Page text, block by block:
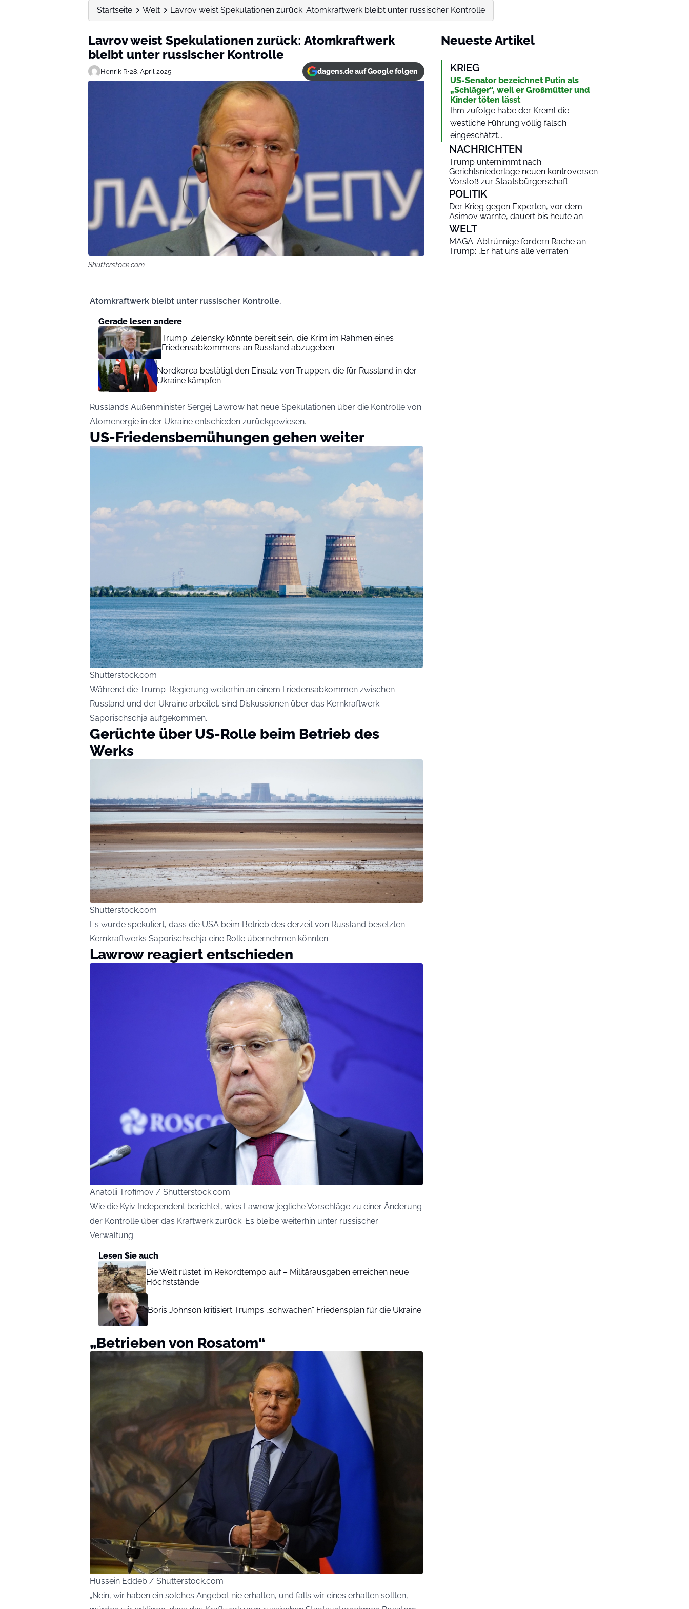
Startseite Welt Lavrov weist Spekulationen zurück: Atomkraftwerk bleibt unter russischer Kontrolle
Lavrov weist Spekulationen zurück: Atomkraftwerk
bleibt unter russischer Kontrolle
Henrik R•28. April 2025 dagens.de auf Google folgen
Shutterstock.com
Atomkraftwerk bleibt unter russischer Kontrolle.
Gerade lesen andere
Trump: Zelensky könnte bereit sein, die Krim im Rahmen eines
Friedensabkommens an Russland abzugeben
Nordkorea bestätigt den Einsatz von Truppen, die für Russland in der
Ukraine kämpfen
Russlands Außenminister Sergej Lawrow hat neue Spekulationen über die Kontrolle von
Atomenergie in der Ukraine entschieden zurückgewiesen.
US-Friedensbemühungen gehen weiter
Shutterstock.com
Während die Trump-Regierung weiterhin an einem Friedensabkommen zwischen
Russland und der Ukraine arbeitet, sind Diskussionen über das Kernkraftwerk
Saporischschja aufgekommen.
Gerüchte über US-Rolle beim Betrieb des
Werks
Shutterstock.com
Es wurde spekuliert, dass die USA beim Betrieb des derzeit von Russland besetzten
Kernkraftwerks Saporischschja eine Rolle übernehmen könnten.
Lawrow reagiert entschieden
Anatolii Trofimov / Shutterstock.com
Wie die Kyiv Independent berichtet, wies Lawrow jegliche Vorschläge zu einer Änderung
der Kontrolle über das Kraftwerk zurück. Es bleibe weiterhin unter russischer
Verwaltung.
Lesen Sie auch
Die Welt rüstet im Rekordtempo auf – Militärausgaben erreichen neue
Höchststände
Boris Johnson kritisiert Trumps „schwachen“ Friedensplan für die Ukraine
„Betrieben von Rosatom“
Hussein Eddeb / Shutterstock.com
„Nein, wir haben ein solches Angebot nie erhalten, und falls wir eines erhalten sollten,
Neueste Artikel
KRIEG
US-Senator bezeichnet Putin als
„Schläger“, weil er Großmütter und
Kinder töten lässt
Ihm zufolge habe der Kreml die
westliche Führung völlig falsch
eingeschätzt....
NACHRICHTEN
Trump unternimmt nach
Gerichtsniederlage neuen kontroversen
Vorstoß zur Staatsbürgerschaft
POLITIK
Der Krieg gegen Experten, vor dem
Asimov warnte, dauert bis heute an
WELT
MAGA-Abtrünnige fordern Rache an
Trump: „Er hat uns alle verraten“